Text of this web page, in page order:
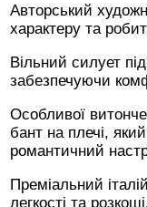
Авторський
характеру та
Вільний силует
забезпечуючи
Особливої
бант на плечі,
романтичний
Преміальний
легкості та